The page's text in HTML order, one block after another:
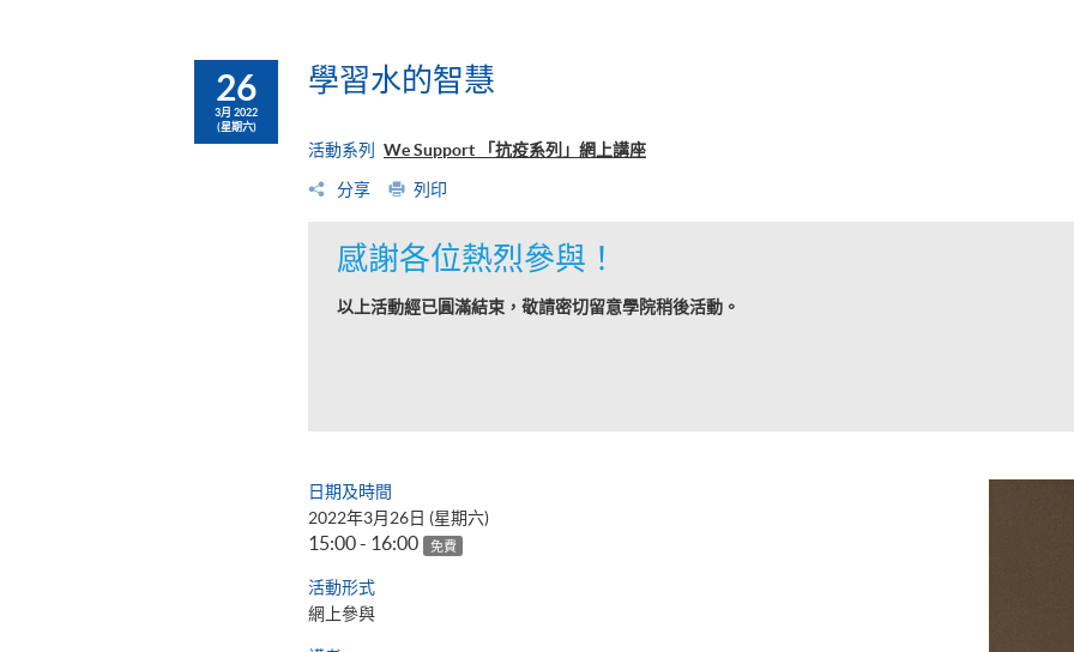
26
3月 2022
(星期六)
學習水的智慧
活動系列 We Support 「抗疫系列」網上講座
分享 列印
感謝各位熱烈參與！
以上活動經已圓滿結束，敬請密切留意學院稍後活動。
日期及時間
2022年3月26日 (星期六)
15:00 - 16:00 免費
活動形式
網上參與